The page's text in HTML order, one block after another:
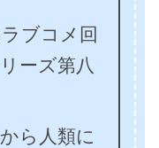
ブコメ回
ーズ第八
ら人類に